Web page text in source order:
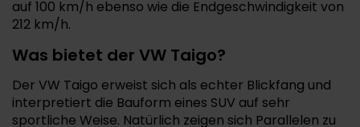
auf 100 km/h ebenso wie die Endgeschwindigkeit von
212 km/h.
Was bietet der VW Taigo?
Der VW Taigo erweist sich als echter Blickfang und
interpretiert die Bauform eines SUV auf sehr
sportliche Weise. Natürlich zeigen sich Parallelen zu